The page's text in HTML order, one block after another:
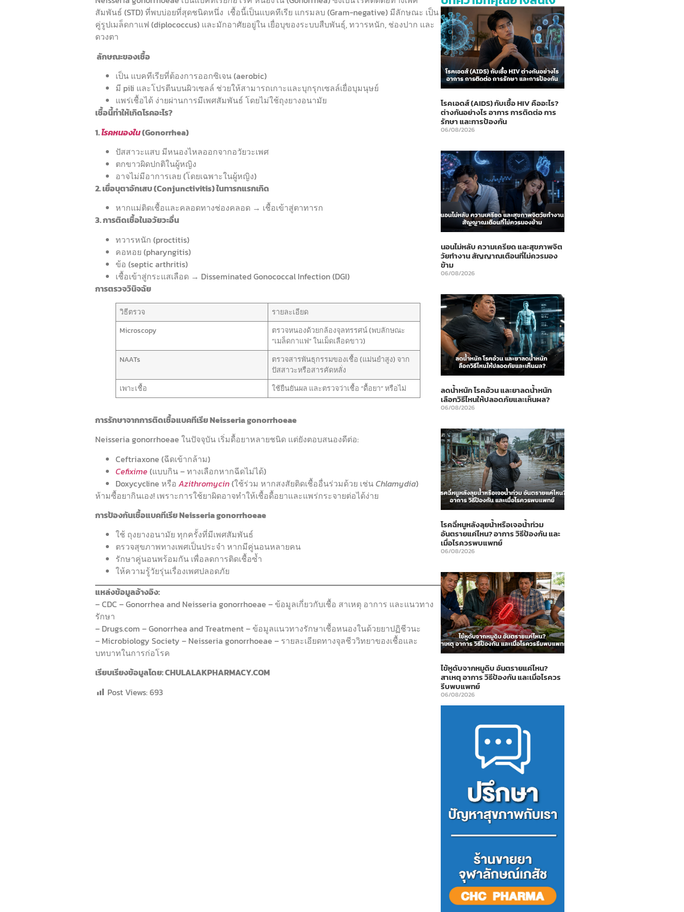
สัมพันธ์ (STD) ที่พบบ่อยที่สุดชนิดหนึ่ง เชื้อนี้เป็นแบคทีเรีย แกรมลบ (Gram-negative) มีลักษณะ เป็น
คู่รูปเมล็ดกาแฟ (diplococcus) และมักอาศัยอยู่ใน เยื่อบุของระบบสืบพันธุ์, ทวารหนัก, ช่องปาก และ
ดวงตา
ลักษณะของเชื้อ
เป็น แบคทีเรียที่ต้องการออกซิเจน (aerobic)
มี pili และโปรตีนบนผิวเซลล์ ช่วยให้สามารถเกาะและบุกรุกเซลล์เยื่อบุมนุษย์
แพร่เชื้อได้ ง่ายผ่านการมีเพศสัมพันธ์ โดยไม่ใช้ถุงยางอนามัย
เชื้อนี้ทำให้เกิดโรคอะไร?
1.โรคหนองใน(Gonorrhea)
ปัสสาวะแสบ มีหนองไหลออกจากอวัยวะเพศ
ตกขาวผิดปกติในผู้หญิง
อาจไม่มีอาการเลย (โดยเฉพาะในผู้หญิง)
2. เยื่อบุตาอักเสบ (Conjunctivitis) ในทารกแรกเกิด
หากแม่ติดเชื้อและคลอดทางช่องคลอด → เชื้อเข้าสู่ตาทารก
3. การติดเชื้อในอวัยวะอื่น
ทวารหนัก (proctitis)
คอหอย (pharyngitis)
ข้อ (septic arthritis)
เชื้อเข้าสู่กระแสเลือด → Disseminated Gonococcal Infection (DGI)
การตรวจวินิจฉัย
วิธีตรวจ
รายละเอียด
Microscopy
ตรวจหนองด้วยกล้องจุลทรรศน์ (พบลักษณะ
“เมล็ดกาแฟ” ในเม็ดเลือดขาว)
NAATs
ตรวจสารพันธุกรรมของเชื้อ (แม่นยำสูง) จาก
ปัสสาวะหรือสารคัดหลั่ง
เพาะเชื้อ
ใช้ยืนยันผล และตรวจว่าเชื้อ “ดื้อยา” หรือไม่
การรักษาจากการติดเชื้อแบคทีเรีย Neisseria gonorrhoeae
Neisseria gonorrhoeae ในปัจจุบัน เริ่มดื้อยาหลายชนิด แต่ยังตอบสนองดีต่อ:
Ceftriaxone (ฉีดเข้ากล้าม)
Cefixime (แบบกิน – ทางเลือกหากฉีดไม่ได้)
Doxycycline หรือ Azithromycin(ใช้ร่วม หากสงสัยติดเชื้ออื่นร่วมด้วย เช่นChlamydia)
ห้ามซื้อยากินเอง! เพราะการใช้ยาผิดอาจทำให้เชื้อดื้อยาและแพร่กระจายต่อได้ง่าย
การป้องกันเชื้อแบคทีเรีย Neisseria gonorrhoeae
ใช้ ถุงยางอนามัย ทุกครั้งที่มีเพศสัมพันธ์
ตรวจสุขภาพทางเพศเป็นประจำ หากมีคู่นอนหลายคน
รักษาคู่นอนพร้อมกัน เพื่อลดการติดเชื้อซ้ำ
ให้ความรู้วัยรุ่นเรื่องเพศปลอดภัย
แหล่งข้อมูลอ้างอิง:
– CDC – Gonorrhea and Neisseria gonorrhoeae – ข้อมูลเกี่ยวกับเชื้อ สาเหตุ อาการ และแนวทาง
รักษา
– Drugs.com – Gonorrhea and Treatment – ข้อมูลแนวทางรักษาเชื้อหนองในด้วยยาปฏิชีวนะ
– Microbiology Society – Neisseria gonorrhoeae – รายละเอียดทางจุลชีววิทยาของเชื้อและ
บทบาทในการก่อโรค
เรียบเรียงข้อมูลโดย: CHULALAKPHARMACY.COM
Post Views: 693
โรคเอดส์ (AIDS) กับเชื้อ HIV คืออะไร?
ต่างกันอย่างไร อาการ การติดต่อ การ
รักษา และการป้องกัน
06/08/2026
นอนไม่หลับ ความเครียด และสุขภาพจิต
วัยทำงาน สัญญาณเตือนที่ไม่ควรมอง
ข้าม
06/08/2026
ลดน้ำหนัก โรคอ้วน และยาลดน้ำหนัก
เลือกวิธีไหนให้ปลอดภัยและเห็นผล?
06/08/2026
โรคฉี่หนูหลังลุยน้ำหรือเจอน้ำท่วม
อันตรายแค่ไหน? อาการ วิธีป้องกัน และ
เมื่อไรควรพบแพทย์
06/08/2026
ไข้หูดับจากหมูดิบ อันตรายแค่ไหน?
สาเหตุ อาการ วิธีป้องกัน และเมื่อไรควร
รีบพบแพทย์
06/08/2026